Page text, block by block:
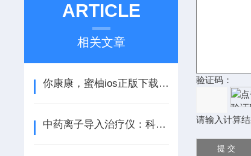
ARTICLE
相关文章
你康康，蜜柚ios正版下载的三大优势和重要性
中药离子导入治疗仪：科技与传统医学的结合
验证码：
请输入计算